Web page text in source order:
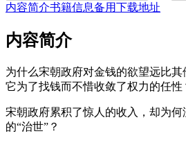
内容简介书籍信息备用下载地址
内容简介
为什么宋朝政府对金钱的欲望远比
它为了找钱而不惜收敛了权力的任性
宋朝政府累积了惊人的收入，却为
的“治世”？